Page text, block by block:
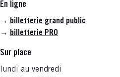
En ligne
→ billetterie grand public
→ billetterie PRO
Sur place
lundi au vendredi